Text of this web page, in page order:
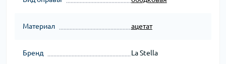
Материал ацетат
Бренд La Stella